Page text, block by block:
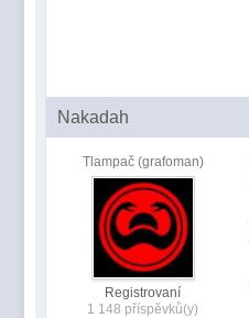
Nakadah
Tlampač (grafoman)
Registrovaní
1 148 příspěvků(y)